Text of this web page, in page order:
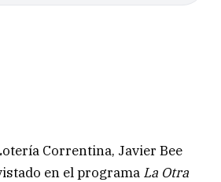
Correntina, Javier Bee
en el programa La Otra